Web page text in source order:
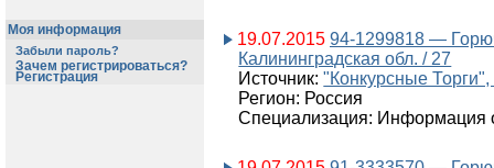
Моя информация
Забыли пароль?
Зачем регистрироваться?
Регистрация
19.07.2015 94-1299818 —
Калининградская обл. / 27
Источник:"Конкурсные Торги",
Регион: Россия
Специализация: Информация